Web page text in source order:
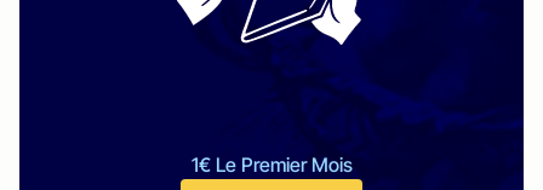
1€ Le Premier Mois